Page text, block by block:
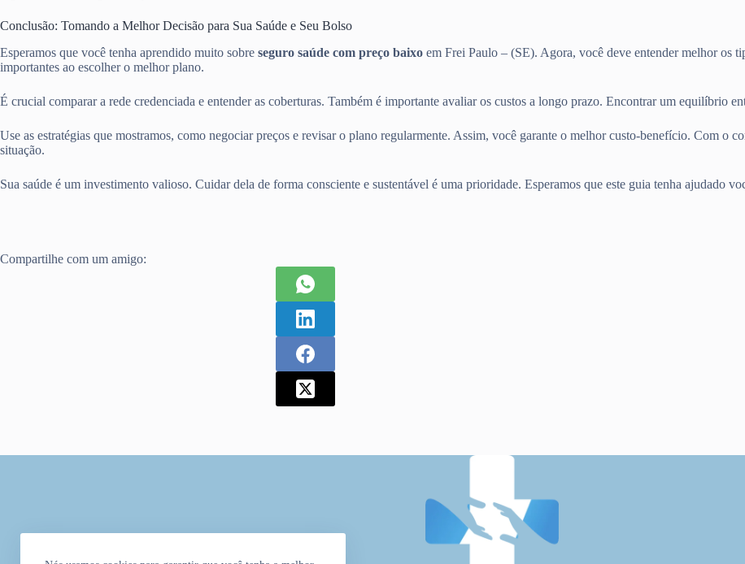
Conclusão: Tomando a Melhor Decisão para Sua Saúde e Seu Bolso
Esperamos que você tenha aprendido muito sobre seguro saúde com preço baixo em Frei Paulo – (SE). Agora, você deve entender melhor os
importantes ao escolher o melhor plano.
É crucial comparar a rede credenciada e entender as coberturas. Também é importante avaliar os custos a longo prazo. Encontrar um equilíbrio
Use as estratégias que mostramos, como negociar preços e revisar o plano regularmente. Assim, você garante o melhor custo-benefício. Com o
situação.
Sua saúde é um investimento valioso. Cuidar dela de forma consciente e sustentável é uma prioridade. Esperamos que este guia tenha ajudado
Compartilhe com um amigo: